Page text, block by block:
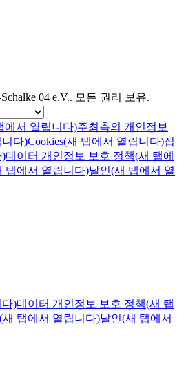
04 e.V.. 모든 권리 보유.
에서 열립니다)주최측의 개인정보
다)Cookies(새 탭에서 열립니다)접
)데이터 개인정보 보호 정책(새 탭에
탭에서 열립니다)날인(새 탭에서 열
)데이터 개인정보 보호 정책(새 탭
(새 탭에서 열립니다)날인(새 탭에서